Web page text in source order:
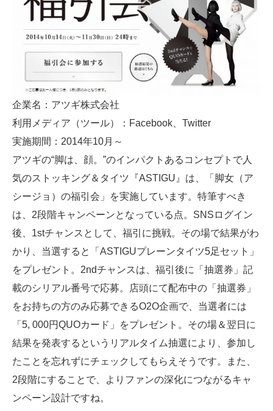
企業名：アツギ株式会社
利用メディア（ツール）：Facebook、Twitter
実施期間：2014年10月～
アツギの“脚は、顔。”のインパクトあるコンセプトで人
気のストッキング＆タイツ『ASTIGU』は、「脚女（ア
シージョ）の福引会」を実施しています。特筆すべき
は、2段階キャンペーンとなっている点。SNSログイン
後、1stチャンスとして、福引に挑戦。その場で結果がわ
かり、当選すると「ASTIGUプレーンタイツ5足セット」
をプレゼント。2ndチャンスは、福引後に「抽選券」記
載のシリアル番号で応募。店頭にて配布中の「抽選券」
をお持ちの方のみ応募できるO2O企画で、当選者には
「5, 000円QUOカード」をプレゼント。その場＆翌日に
結果を発表するというリアルタイム抽選により、参加し
たことを忘れずにチェックしてもらえそうです。また、
2段階にすることで、よりファンの深化につながるキャ
ンペーン設計ですね。